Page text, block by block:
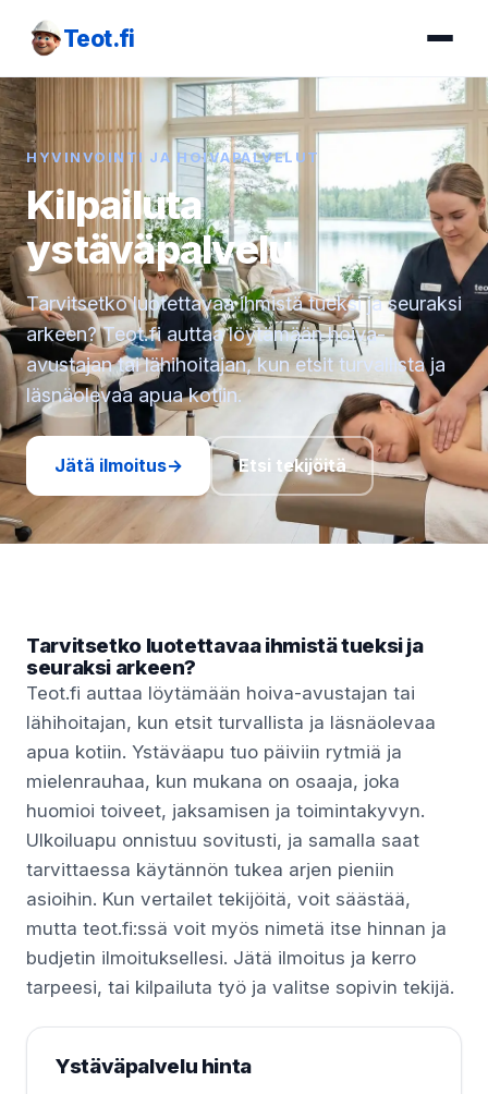
Teot.fi
HYVINVOINTI JA HOIVAPALVELUT
Kilpailuta
ystäväpalvelu
Tarvitsetko luotettavaa ihmistä tueksi ja seuraksi
arkeen? Teot.fi auttaa löytämään hoiva-
avustajan tai lähihoitajan, kun etsit turvallista ja
läsnäolevaa apua kotiin.
Jätä ilmoitus→ Etsi tekijöitä
Tarvitsetko luotettavaa ihmistä tueksi ja
seuraksi arkeen?
Teot.fi auttaa löytämään hoiva-avustajan tai
lähihoitajan, kun etsit turvallista ja läsnäolevaa
apua kotiin. Ystäväapu tuo päiviin rytmiä ja
mielenrauhaa, kun mukana on osaaja, joka
huomioi toiveet, jaksamisen ja toimintakyvyn.
Ulkoiluapu onnistuu sovitusti, ja samalla saat
tarvittaessa käytännön tukea arjen pieniin
asioihin. Kun vertailet tekijöitä, voit säästää,
mutta teot.fi:ssä voit myös nimetä itse hinnan ja
budjetin ilmoituksellesi. Jätä ilmoitus ja kerro
tarpeesi, tai kilpailuta työ ja valitse sopivin tekijä.
Ystäväpalvelu hinta